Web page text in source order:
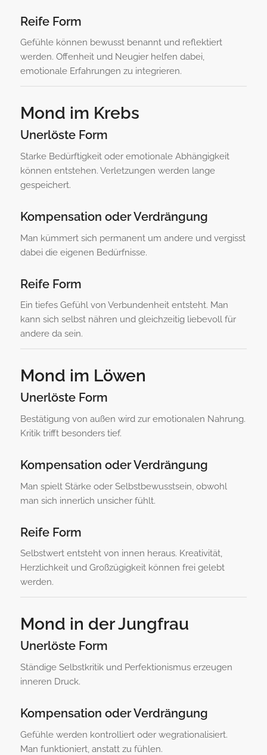
Reife Form
Gefühle können bewusst benannt und reflektiert
werden. Offenheit und Neugier helfen dabei,
emotionale Erfahrungen zu integrieren.
Mond im Krebs
Unerlöste Form
Starke Bedürftigkeit oder emotionale Abhängigkeit
können entstehen. Verletzungen werden lange
gespeichert.
Kompensation oder Verdrängung
Man kümmert sich permanent um andere und vergisst
dabei die eigenen Bedürfnisse.
Reife Form
Ein tiefes Gefühl von Verbundenheit entsteht. Man
kann sich selbst nähren und gleichzeitig liebevoll für
andere da sein.
Mond im Löwen
Unerlöste Form
Bestätigung von außen wird zur emotionalen Nahrung.
Kritik trifft besonders tief.
Kompensation oder Verdrängung
Man spielt Stärke oder Selbstbewusstsein, obwohl
man sich innerlich unsicher fühlt.
Reife Form
Selbstwert entsteht von innen heraus. Kreativität,
Herzlichkeit und Großzügigkeit können frei gelebt
werden.
Mond in der Jungfrau
Unerlöste Form
Ständige Selbstkritik und Perfektionismus erzeugen
inneren Druck.
Kompensation oder Verdrängung
Gefühle werden kontrolliert oder wegrationalisiert.
Man funktioniert, anstatt zu fühlen.